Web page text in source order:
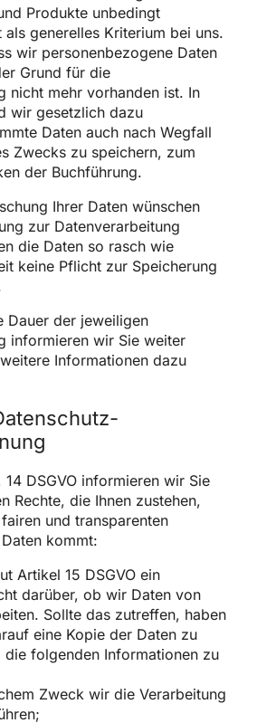
Produkte unbedingt
generelles Kriterium bei uns.
wir personenbezogene Daten
Grund für die
nicht mehr vorhanden ist. In
wir gesetzlich dazu
Daten auch nach Wegfall
Zwecks zu speichern, zum
der Buchführung.
Ihrer Daten wünschen
zur Datenverarbeitung
die Daten so rasch wie
keine Pflicht zur Speicherung
Dauer der jeweiligen
informieren wir Sie weiter
Informationen dazu
14 DSGVO informieren wir Sie
Rechte, die Ihnen zustehen,
und transparenten
kommt:
Artikel 15 DSGVO ein
darüber, ob wir Daten von
Sollte das zutreffen, haben
eine Kopie der Daten zu
die folgenden Informationen zu
Zweck wir die Verarbeitung